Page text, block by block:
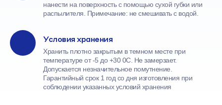
нанести на поверхность с помощью сухой губки или
распылителя. Примечание: не смешивать с водой.
Условия хранения
Хранить плотно закрытым в темном месте при
температуре от -5 до +30 0С. Не замерзает.
Допускается незначительное помутнение.
Гарантийный срок 1 год со дня изготовления при
соблюдении указанных условий хранения